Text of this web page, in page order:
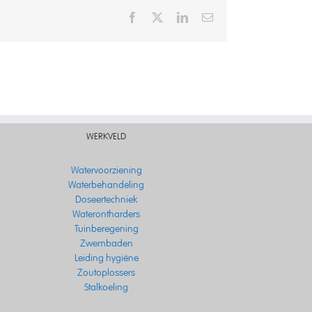
Facebook LinkedInEmail
WERKVELD
Watervoorziening
Waterbehandeling
Doseertechniek
Waterontharders
Tuinberegening
Zwembaden
Leiding hygiëne
Zoutoplossers
Stalkoeling